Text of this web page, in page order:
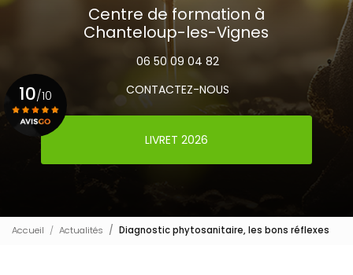
Centre de formation à
Chanteloup-les-Vignes
06 50 09 04 82
CONTACTEZ-NOUS
LIVRET 2026
10/10
Accueil Actualités Diagnostic phytosanitaire, les bons réflexes